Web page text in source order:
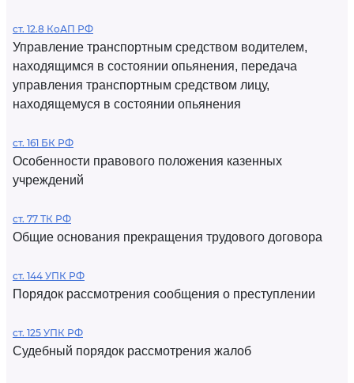
ст. 12.8 КоАП РФ
Управление транспортным средством водителем,
находящимся в состоянии опьянения, передача
управления транспортным средством лицу,
находящемуся в состоянии опьянения
ст. 161 БК РФ
Особенности правового положения казенных
учреждений
ст. 77 ТК РФ
Общие основания прекращения трудового договора
ст. 144 УПК РФ
Порядок рассмотрения сообщения о преступлении
ст. 125 УПК РФ
Судебный порядок рассмотрения жалоб